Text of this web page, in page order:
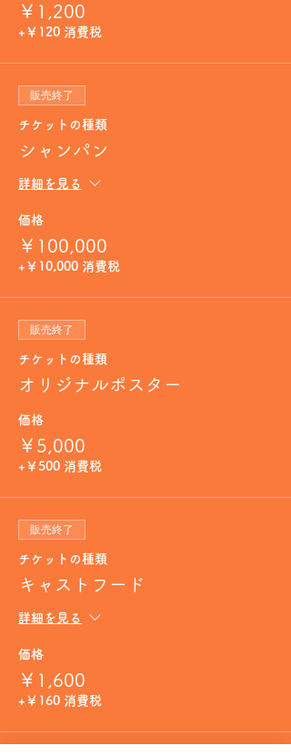
￥1,200
+￥120 消費税
販売終了
チケットの種類
シャンパン
詳細を見る
価格
￥100,000
+￥10,000 消費税
販売終了
チケットの種類
オリジナルポスター
価格
￥5,000
+￥500 消費税
販売終了
チケットの種類
キャストフード
詳細を見る
価格
￥1,600
+￥160 消費税